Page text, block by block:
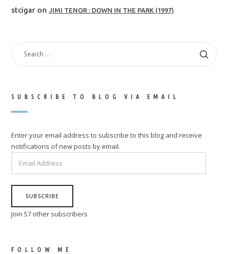
stcigar onJIMI TENOR : DOWN IN THE PARK (1997)
SEARCH
FOR:
SUBSCRIBE TO BLOG VIA EMAIL
Enter your email address to subscribe to this blog and receive
notifications of new posts by email.
ADDRESS
SUBSCRIBE
Join 57 other subscribers
FOLLOW ME